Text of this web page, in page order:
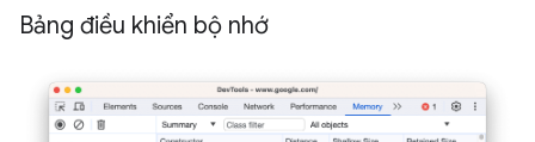
Bảng điều khiển bộ nhớ